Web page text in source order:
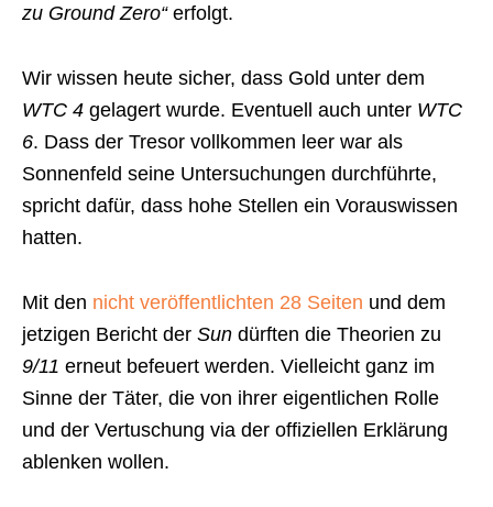
zu Ground Zero“erfolgt.
Wir wissen heute sicher, dass Gold unter dem
WTC 4 gelagert wurde. Eventuell auch unter WTC
6. Dass der Tresor vollkommen leer war als
Sonnenfeld seine Untersuchungen durchführte,
spricht dafür, dass hohe Stellen ein Vorauswissen
hatten.
Mit den nicht veröffentlichten 28 Seiten und dem
jetzigen Bericht der Sun dürften die Theorien zu
9/11 erneut befeuert werden. Vielleicht ganz im
Sinne der Täter, die von ihrer eigentlichen Rolle
und der Vertuschung via der offiziellen Erklärung
ablenken wollen.